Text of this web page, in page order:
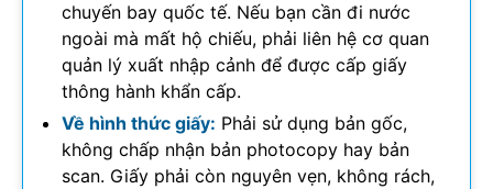
chuyến bay quốc tế. Nếu bạn cần đi nước
ngoài mà mất hộ chiếu, phải liên hệ cơ quan
quản lý xuất nhập cảnh để được cấp giấy
thông hành khẩn cấp.
Về hình thức giấy: Phải sử dụng bản gốc,
không chấp nhận bản photocopy hay bản
scan. Giấy phải còn nguyên vẹn, không rách,